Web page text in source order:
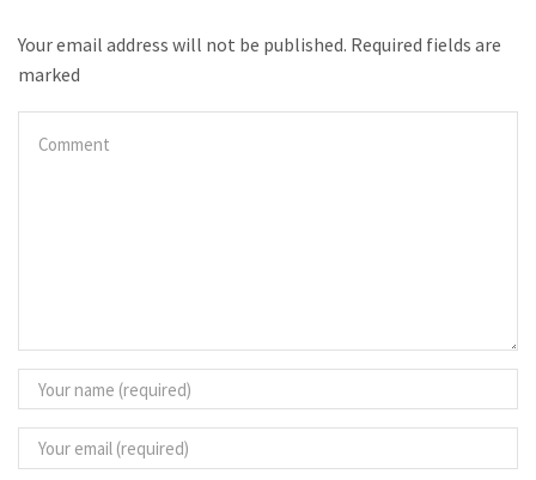
Your email address will not be published. Required fields are
marked